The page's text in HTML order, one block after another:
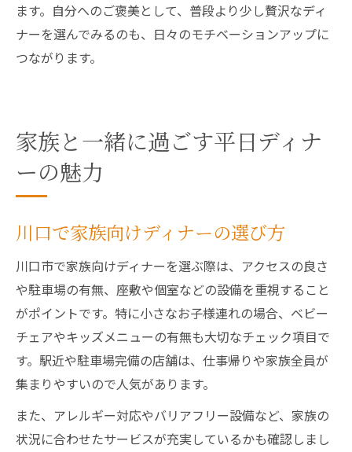
ます。自分へのご褒美として、普段より少し贅沢なディ
ナーを選んでみるのも、日々のモチベーションアップに
つながります。
家族と一緒に過ごす平日ディナ
ーの魅力
川口で家族向けディナーの選び方
川口市で家族向けディナーを選ぶ際は、アクセスの良さ
や駐車場の有無、座敷や個室などの設備を重視すること
がポイントです。特に小さなお子様連れの場合、ベビー
チェアやキッズメニューの有無も大切なチェック項目で
す。駅近や駐車場完備の店舗は、仕事帰りや家族全員が
集まりやすいので人気があります。
また、アレルギー対応やバリアフリー設備など、家族の
状況に合わせたサービスが充実しているかも確認しまし